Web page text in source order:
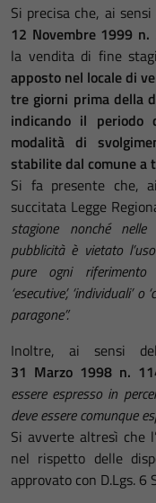
Si precisa che, ai sensi
12 Novembre 1999 n.
la vendita di fine
apposto nel locale di
tre giorni prima della
indicando il periodo
modalità di
stabilite dal comune a
Si fa presente che,
succitata Legge
stagione nonché
pubblicità è vietato
pure ogni riferimento
‘esecutive’, ‘individuali’
paragone”.
Inoltre, ai sensi
31 Marzo 1998 n.
essere espresso in
deve essere comunque
Si avverte altresì che
nel rispetto delle
approvato con D.Lgs. 6